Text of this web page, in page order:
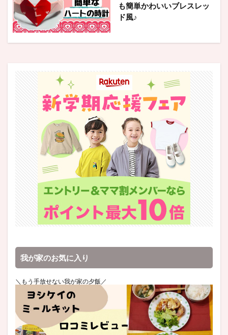
も簡単かわいいブレスレッ
ド風♪
我が家のお気に入り
＼もう手放せない我が家の夕飯／